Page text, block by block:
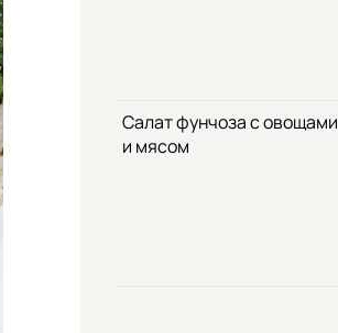
Салат фунчоза с овощами
и мясом